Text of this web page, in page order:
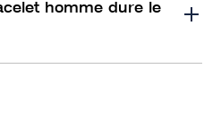
homme dure le